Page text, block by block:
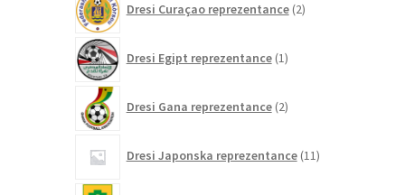
Dresi Curaçao reprezentance 2izdelka
Dresi Egipt reprezentance 1izdelek
Dresi Gana reprezentance 2izdelka
Dresi Japonska reprezentance 11izdelkov